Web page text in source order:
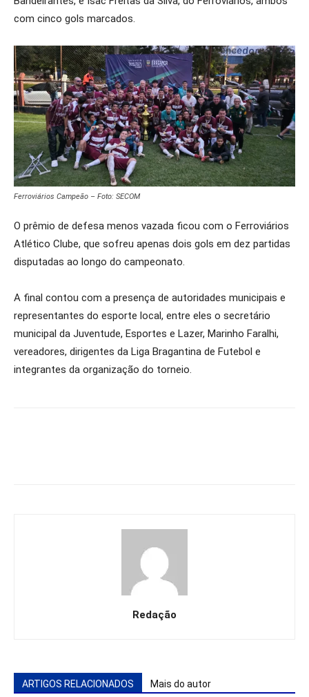
com cinco gols marcados.
Ferroviários Campeão – Foto: SECOM
O prêmio de defesa menos vazada ficou com o Ferroviários
Atlético Clube, que sofreu apenas dois gols em dez partidas
disputadas ao longo do campeonato.
A final contou com a presença de autoridades municipais e
representantes do esporte local, entre eles o secretário
municipal da Juventude, Esportes e Lazer, Marinho Faralhi,
vereadores, dirigentes da Liga Bragantina de Futebol e
integrantes da organização do torneio.
Redação
ARTIGOS RELACIONADOS Mais do autor